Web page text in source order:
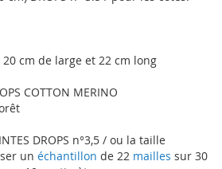
cm de large et 22 cm long
COTTON MERINO
DROPS n°3,5 / ou la taille
un échantillon de 22 mailles sur 30